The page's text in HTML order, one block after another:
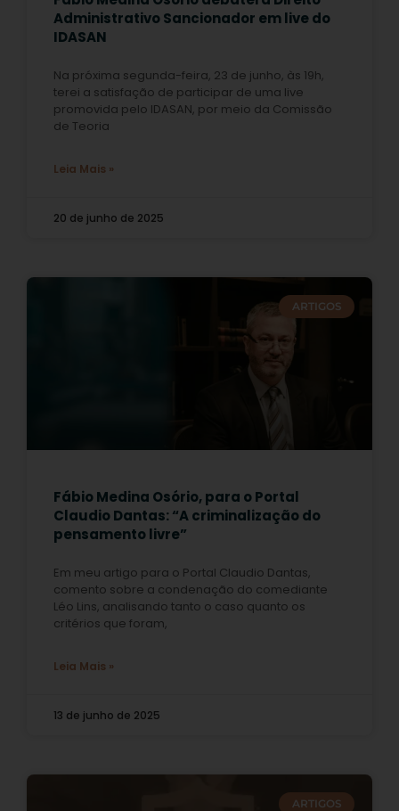
Administrativo Sancionador em live do
IDASAN
Na próxima segunda-feira, 23 de junho, às 19h,
terei a satisfação de participar de uma live
promovida pelo IDASAN, por meio da Comissão
de Teoria
Leia Mais »
20 de junho de 2025
ARTIGOS
Fábio Medina Osório, para o Portal
Claudio Dantas: “A criminalização do
pensamento livre”
Em meu artigo para o Portal Claudio Dantas,
comento sobre a condenação do comediante
Léo Lins, analisando tanto o caso quanto os
critérios que foram,
Leia Mais »
13 de junho de 2025
ARTIGOS